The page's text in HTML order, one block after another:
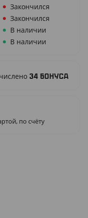
Закончился
Закончился
В наличии
В наличии
34 бонуса
по счёту